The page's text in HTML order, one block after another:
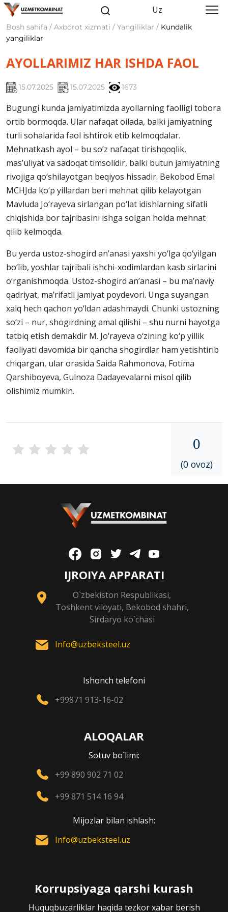
Uz
Bosh sahifa / Axborot xizmati / Yangiliklar / Kundalik
yangiliklar
AYOLLARIMIZ HAR ISHDA FAOL
15.07.2025 15.07.2025 1673
Bugungi kunda jamiyatimizda ayollarning faolligi tobora
ortib bormoqda. Ular nafaqat oilada, balki jamiyatning
turli sohalarida faol ishtirok etib kelmoqdalar.
Mehnatkash ayol – bu so‘z nafaqat tirishqoqlik,
mas’uliyat va sadoqat timsolidir, balki butun jamiyatning
rivojiga qo‘shilayotgan beqiyos hissadir. Bekobod Emal
MCHJda ko‘p yillardan beri mehnat qilib kelayotgan
Mavluda Jo‘rayeva sirlangan po‘lat idishlarning sifatli
chiqishida bor tajribasini ishga solgan holda mehnat
qilib kelmoqda.
Bu yerda ustoz-shogird an’anasi yaxshi yo‘lga qo‘yilgan
bo‘lib, yoshlar tajribali ishchi-xodimlardan kasb sirlarini
o‘rganishmoqda. Ustoz-shogird an’anasi – bu ma’naviy
qadriyat, ma’rifatli jamiyat poydevori. Unga suyangan
xalq hech qachon yo‘ldan adashmaydi. Chunki ustozning
so‘zi – nur, shogirdning amal qilishi – shu nurni hayotga
tatbiq etish demakdir M. Jo‘rayeva o‘zining ko‘p yillik
faoliyati davomida bir qancha shogirdlar ham yetishtirib
chiqargan, ular orasida Saida Rahmonova, Fotima
Qarshiboyeva, Gulnoza Dadayevalarni misol qilib
olishimiz mumkin.
0
(0 ovoz)
IJROIYA APPARATI
O`zbekiston Respublikasi,
Toshkent viloyati, Bekobod shahri,
Sirdaryo ko`chasi
Info@uzbeksteel.uz
Ishonch telefoni
+99871 913-16-02
ALOQALAR
Sotuv bo`limi:
+99 890 902 71 02
+99 871 514 16 94
Mijozlar bilan ishlash:
Info@uzbeksteel.uz
Korrupsiyaga qarshi kurash
Huquqbuzarliklar haqida tezkor xabar berish